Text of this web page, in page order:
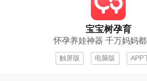
宝宝树孕育
怀孕养娃神器 千万妈妈
触屏版 电脑版 APP